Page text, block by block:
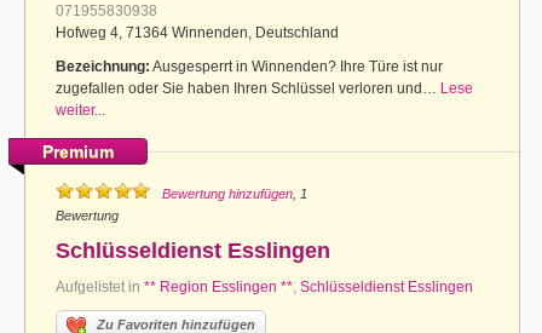
071955830938
Hofweg 4, 71364 Winnenden, Deutschland
Bezeichnung: Ausgesperrt in Winnenden? Ihre Türe ist nur
zugefallen oder Sie haben Ihren Schlüssel verloren und… Lese
weiter...
Premium
Bewertung hinzufügen , 1
Bewertung
Schlüsseldienst Esslingen
Aufgelistet in ** Region Esslingen **, Schlüsseldienst Esslingen
Zu Favoriten hinzufügen